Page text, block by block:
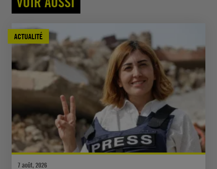
ACTUALITÉ
7 août, 2026